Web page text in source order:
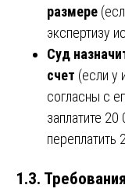
размере
экспертизу
Суд
счет (если у
согласны с
заплатите
переплатить
1.3.